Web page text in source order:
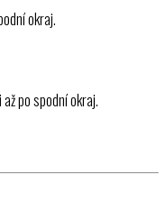
okraj.
po spodní okraj.